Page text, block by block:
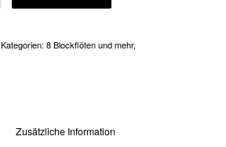
Kategorien: 8 Blockflöten und mehr,
Zusätzliche Information